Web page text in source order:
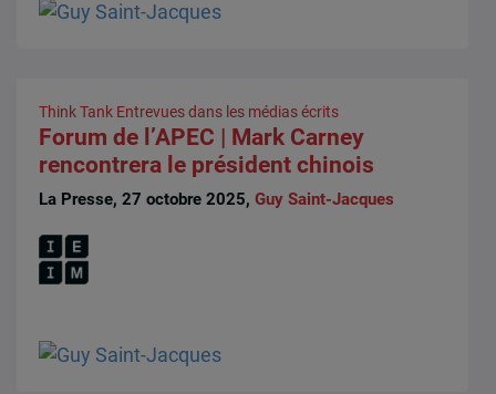
Think Tank Entrevues dans les médias écrits
Forum de l’APEC | Mark Carney
rencontrera le président chinois
La Presse, 27 octobre 2025,Guy Saint-Jacques